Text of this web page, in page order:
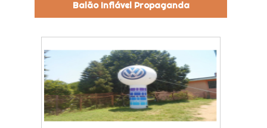
Balão Inflável Propaganda